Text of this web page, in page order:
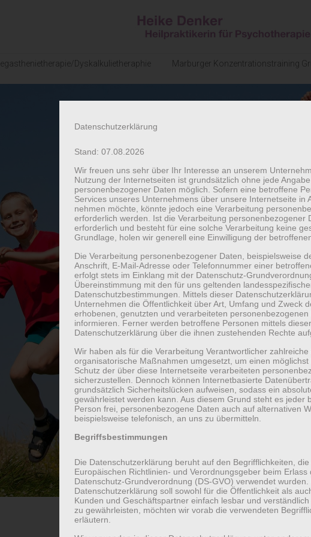
Legasthenietherapie/Dyskalkulietheraphie Marburger Konzentrationstraining
Datenschutzerklärung
Stand: 07.08.2026
Wir freuen uns sehr über Ihr Interesse an unserem
Nutzung der Internetseiten ist grundsätzlich ohne jede Angabe
personenbezogener Daten möglich. Sofern eine betroffene
Services unseres Unternehmens über unsere Internetseite in
nehmen möchte, könnte jedoch eine Verarbeitung
erforderlich werden. Ist die Verarbeitung personenbezogener
erforderlich und besteht für eine solche Verarbeitung keine
Grundlage, holen wir generell eine Einwilligung der
Die Verarbeitung personenbezogener Daten, beispielsweise
Anschrift, E-Mail-Adresse oder Telefonnummer einer
erfolgt stets im Einklang mit der Datenschutz-
Übereinstimmung mit den für uns geltenden
Datenschutzbestimmungen. Mittels dieser
Unternehmen die Öffentlichkeit über Art, Umfang und Zweck
erhobenen, genutzten und verarbeiteten personenbezogenen
informieren. Ferner werden betroffene Personen mittels dieser
Datenschutzerklärung über die ihnen zustehenden Rechte
Wir haben als für die Verarbeitung Verantwortlicher
organisatorische Maßnahmen umgesetzt, um einen möglichst
Schutz der über diese Internetseite verarbeiteten
sicherzustellen. Dennoch können Internetbasierte
grundsätzlich Sicherheitslücken aufweisen, sodass ein
gewährleistet werden kann. Aus diesem Grund steht es jeder
Person frei, personenbezogene Daten auch auf alternativen
beispielsweise telefonisch, an uns zu übermitteln.
Begriffsbestimmungen
Die Datenschutzerklärung beruht auf den Begrifflichkeiten,
Europäischen Richtlinien- und Verordnungsgeber beim Erlass
Datenschutz-Grundverordnung (DS-GVO) verwendet wurden.
Datenschutzerklärung soll sowohl für die Öffentlichkeit als
Kunden und Geschäftspartner einfach lesbar und
zu gewährleisten, möchten wir vorab die verwendeten
erläutern.